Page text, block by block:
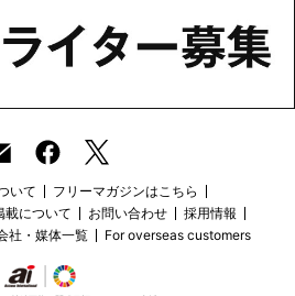
いて
フリーマガジンはこちら
載について お問い合わせ
採用情報
社・媒体一覧 For overseas customers